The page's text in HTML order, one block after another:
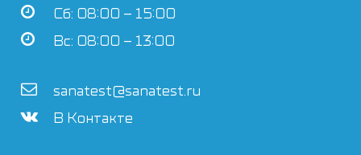
Сб: 08:00 – 15:00
Вс: 08:00 – 13:00
sanatest@sanatest.ru
В Контакте